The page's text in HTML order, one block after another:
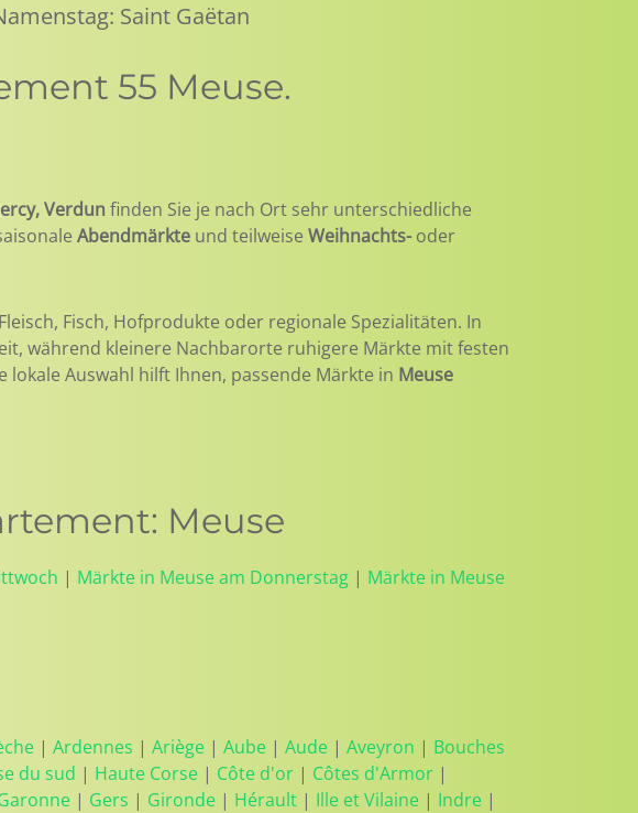
Saint Gaëtan
55 Meuse.
Verdunfinden Sie je nach Ort sehr unterschiedliche
Abendmärkte und teilweise Weihnachts- oder
Fisch, Hofprodukte oder regionale Spezialitäten. In
während kleinere Nachbarorte ruhigere Märkte mit festen
lokale Auswahl hilft Ihnen, passende Märkte in Meuse
Meuse
| Märkte in Meuse am Donnerstag | Märkte in Meuse
| Ardennes | Ariège | Aube | Aude | Aveyron | Bouches
du sud | Haute Corse | Côte d'or | Côtes d'Armor |
| Gers | Gironde | Hérault | Ille et Vilaine | Indre |